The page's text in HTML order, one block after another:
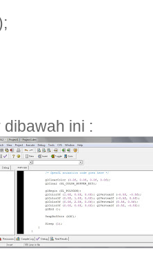
ini :